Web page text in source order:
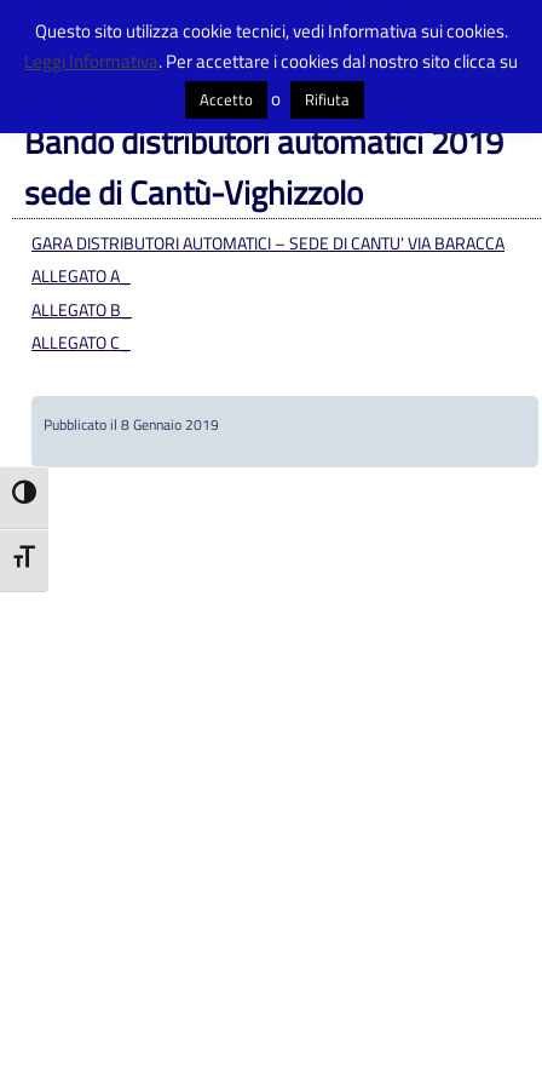
Attiva/disattiva alto contrasto
Attiva/disattiva dimensione testo
Centro Provinciale Istruzione Adulti>Amministrazione Trasparente>Bandi
Bando distributori automatici 2019 sede di Cantù-Vighizzolo
Bando distributori automatici 2019
sede di Cantù-Vighizzolo
GARA DISTRIBUTORI AUTOMATICI – SEDE DI CANTU’ VIA BARACCA
ALLEGATO A_
ALLEGATO B_
ALLEGATO C_
Pubblicato il 8 Gennaio 2019
Questo sito utilizza cookie tecnici, vedi Informativa sui cookies.
Leggi Informativa. Per accettare i cookies dal nostro sito clicca su
Accetto o Rifiuta